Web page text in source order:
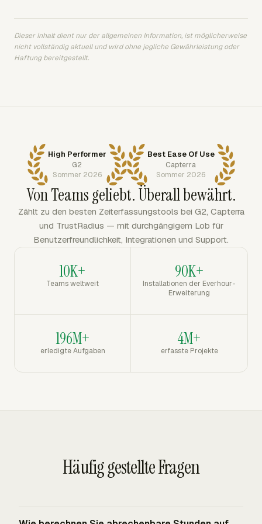
Dieser Inhalt dient nur der allgemeinen Information, ist möglicherweise
nicht vollständig aktuell und wird ohne jegliche Gewährleistung oder
Haftung bereitgestellt.
High Performer
G2
Sommer 2026
Best Ease Of Use
Capterra
Sommer 2026
Von Teams geliebt. Überall bewährt.
Zählt zu den besten Zeiterfassungstools bei G2, Capterra
und TrustRadius — mit durchgängigem Lob für
Benutzerfreundlichkeit, Integrationen und Support.
10K+
Teams weltweit
90K+
Installationen der Everhour-
Erweiterung
196M+
erledigte Aufgaben
4M+
erfasste Projekte
Häufig gestellte Fragen